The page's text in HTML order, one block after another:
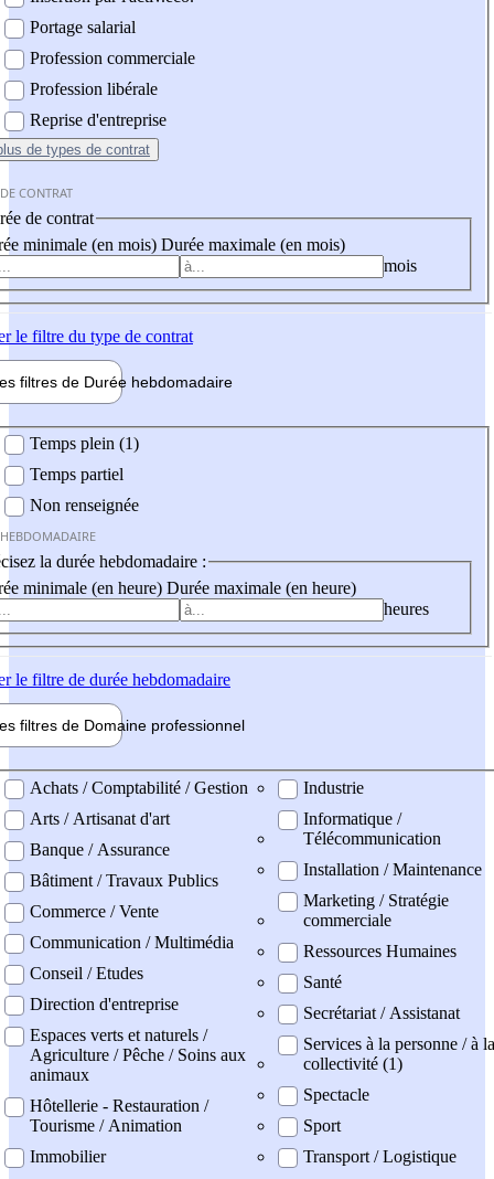
Portage salarial
Profession commerciale
Profession libérale
Reprise d'entreprise
de types de contrat
CONTRAT
de contrat
minimale (en mois) Durée maximale (en mois)
mois
le filtre du type de contrat
filtres de Durée hebdomadaire
Temps plein (1)
Temps partiel
Non renseignée
la durée hebdomadaire :
minimale (en heure) Durée maximale (en heure)
heures
le filtre de durée hebdomadaire
filtres de Domaine professionnel
professionel
Achats / Comptabilité / Gestion
Arts / Artisanat d'art
Banque / Assurance
Bâtiment / Travaux Publics
Commerce / Vente
Communication / Multimédia
Conseil / Etudes
Direction d'entreprise
Espaces verts et naturels /
Agriculture / Pêche / Soins aux
animaux
Hôtellerie - Restauration /
Tourisme / Animation
Immobilier
Industrie
Informatique /
Télécommunication
Installation / Maintenance
Marketing / Stratégie
commerciale
Ressources Humaines
Santé
Secrétariat / Assistanat
Services à la personne / à la
collectivité (1)
Spectacle
Sport
Transport / Logistique